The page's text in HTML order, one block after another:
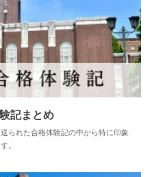
記まとめ
られた合格体験記の中から特に印象
。